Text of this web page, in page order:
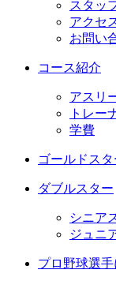
スタッ
アクセ
お問い
コース紹介
アスリ
トレー
学費
ゴールドスタ
ダブルスター
シニア
ジュニ
プロ野球選